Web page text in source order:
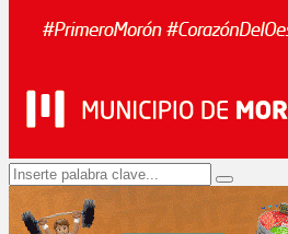
Search
for:
Search